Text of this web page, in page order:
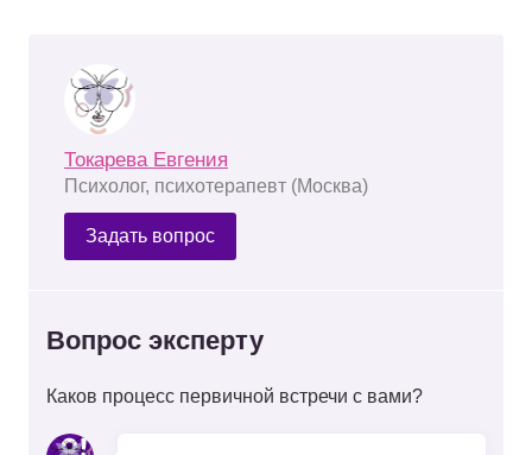
Токарева Евгения
Психолог, психотерапевт (Москва)
Задать вопрос
Вопрос эксперту
Каков процесс первичной встречи с вами?